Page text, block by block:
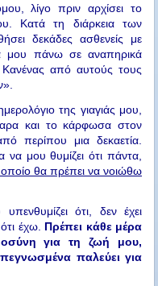
λίγο πριν αρχίσει το
Κατά τη διάρκεια των
δεκάδες ασθενείς με
μου πάνω σε αναπηρικά
Κανένας από αυτούς τους
της γιαγιάς μου,
και το κάρφωσα στον
περίπου μια δεκαετία.
να μου θυμίζει ότι πάντα,
οποίο θα πρέπει να νοιώθω
ότι, δεν έχει
έχω. Πρέπει κάθε μέρα
για τη ζωή μου,
παλεύει για